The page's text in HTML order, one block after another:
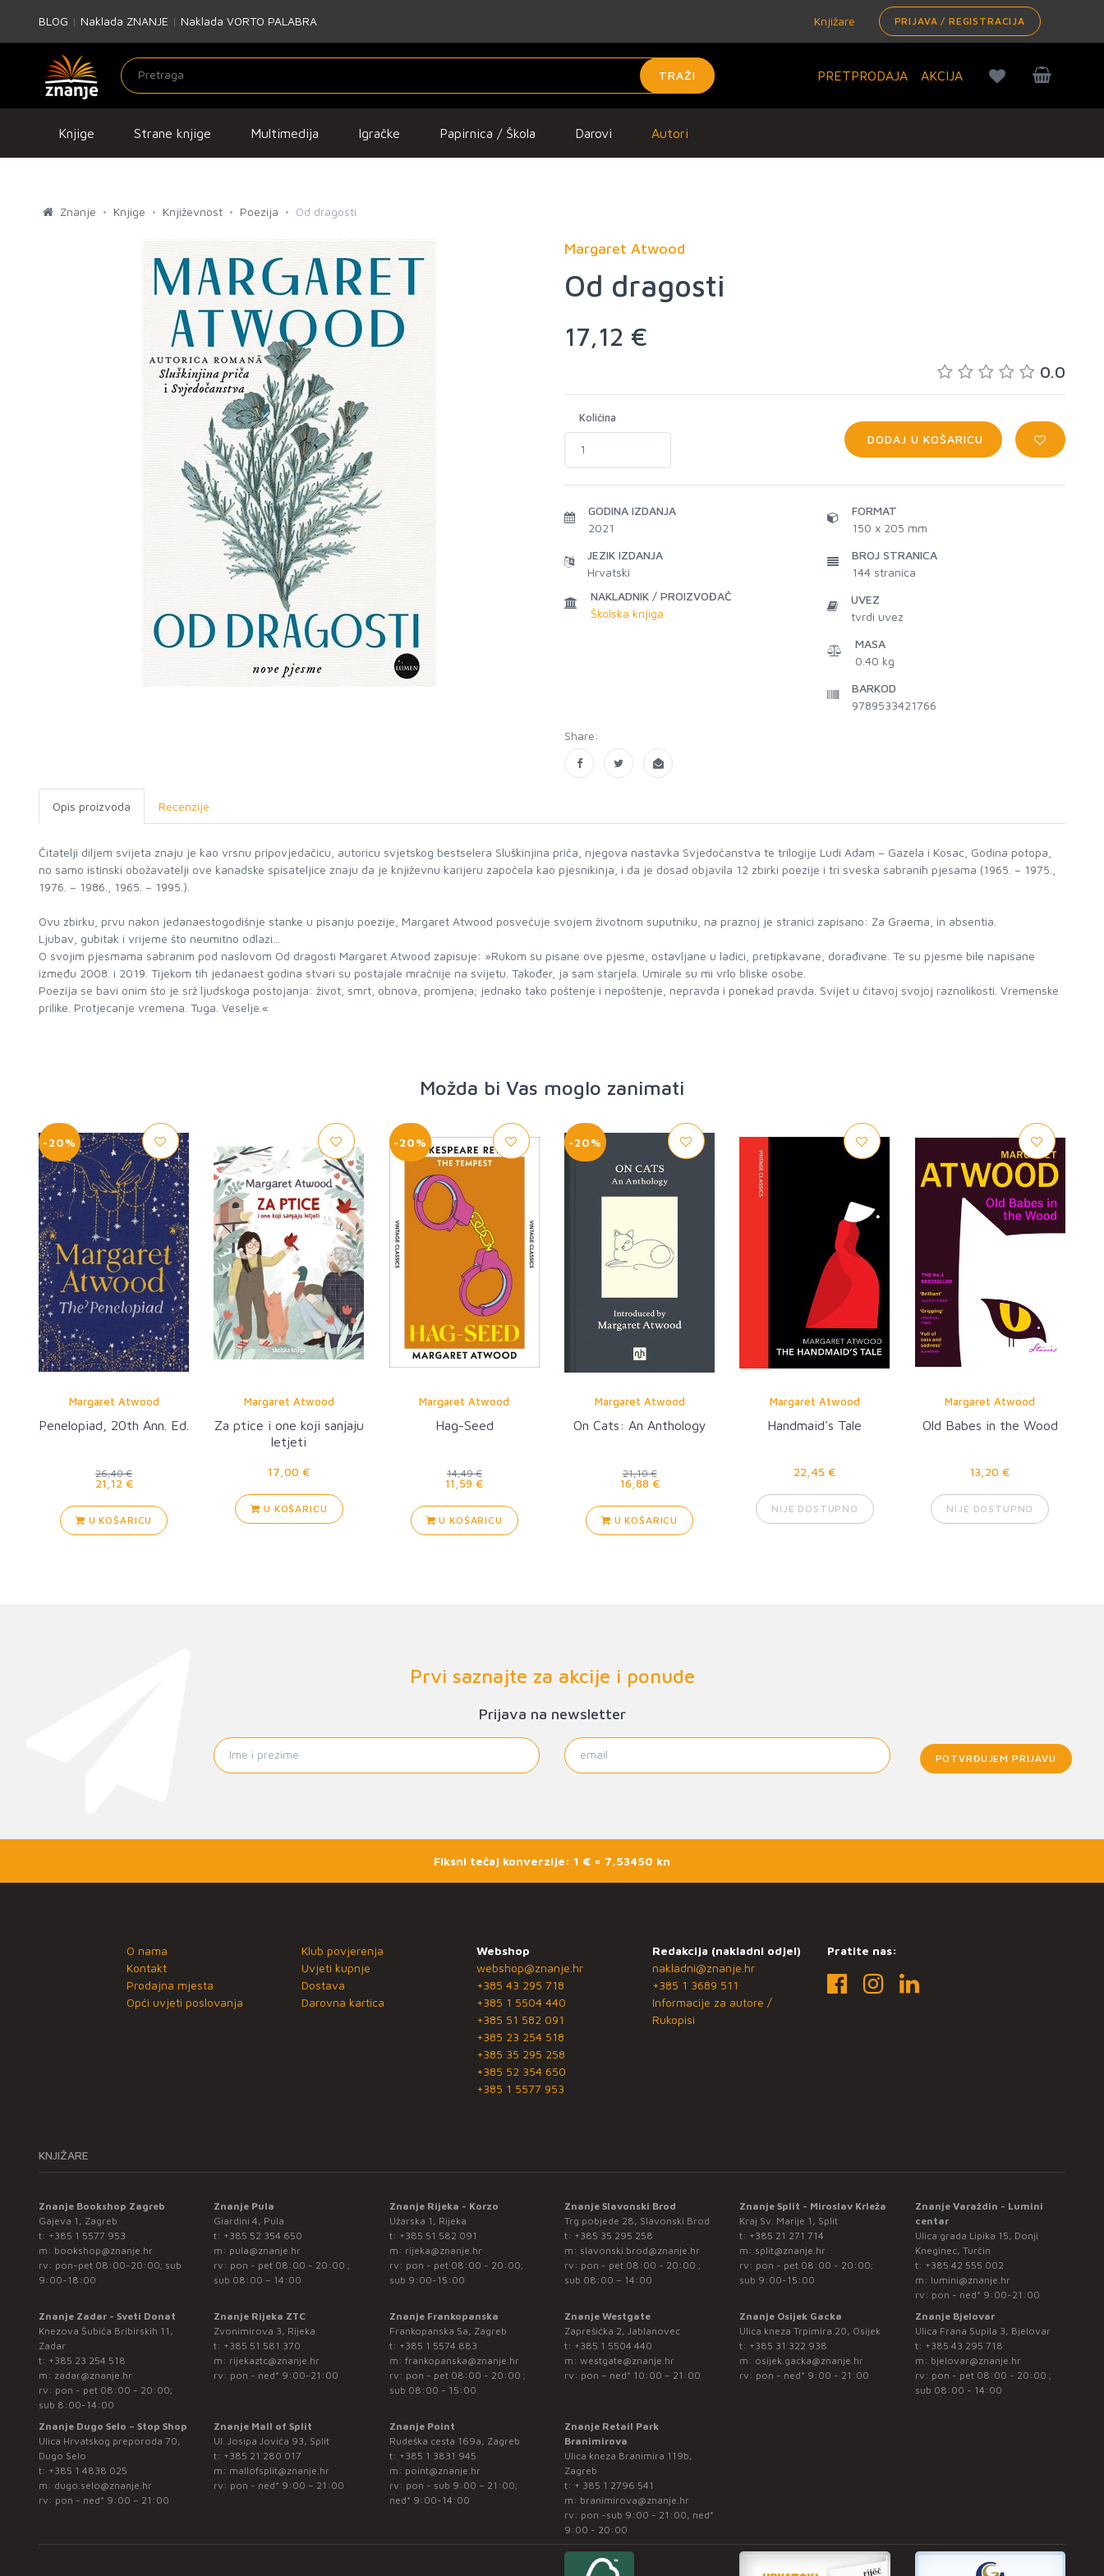
BLOG | Naklada ZNANJE | Naklada VORTO PALABRA Knjižare PRIJAVA / REGISTRACIJA
TRAŽI PRETPRODAJA AKCIJA
Knjige Strane knjige Multimedija Igračke Papirnica / Škola Darovi Autori
Znanje Knjige Književnost Poezija Od dragosti
Margaret Atwood
Od dragosti
17,12 €
0.0
Količina
DODAJ U KOŠARICU
GODINA IZDANJA
2021
JEZIK IZDANJA
Hrvatski
NAKLADNIK / PROIZVOĐAČ
Školska knjiga
FORMAT
150 x 205 mm
BROJ STRANICA
144 stranica
UVEZ
tvrdi uvez
MASA
0.40 kg
BARKOD
9789533421766
Share:
Opis proizvoda Recenzije
Čitatelji diljem svijeta znaju je kao vrsnu pripovjedačicu, autoricu svjetskog bestselera Sluškinjina priča, njegova nastavka Svjedočanstva te trilogije Ludi Adam – Gazela i Kosac, Godina potopa,
no samo istinski obožavatelji ove kanadske spisateljice znaju da je književnu karijeru započela kao pjesnikinja, i da je dosad objavila 12 zbirki poezije i tri sveska sabranih pjesama (1965. – 1975.,
1976. – 1986., 1965. – 1995.).
Ovu zbirku, prvu nakon jedanaestogodišnje stanke u pisanju poezije, Margaret Atwood posvećuje svojem životnom suputniku, na praznoj je stranici zapisano: Za Graema, in absentia.
Ljubav, gubitak i vrijeme što neumitno odlazi...
O svojim pjesmama sabranim pod naslovom Od dragosti Margaret Atwood zapisuje: »Rukom su pisane ove pjesme, ostavljane u ladici, pretipkavane, dorađivane. Te su pjesme bile napisane
između 2008. i 2019. Tijekom tih jedanaest godina stvari su postajale mračnije na svijetu. Također, ja sam starjela. Umirale su mi vrlo bliske osobe.
Poezija se bavi onim što je srž ljudskoga postojanja: život, smrt, obnova, promjena; jednako tako poštenje i nepoštenje, nepravda i ponekad pravda. Svijet u čitavoj svojoj raznolikosti. Vremenske
prilike. Protjecanje vremena. Tuga. Veselje.«
Možda bi Vas moglo zanimati
-20%
Margaret Atwood
Penelopiad, 20th Ann. Ed.
26,40 €
21,12 €
U KOŠARICU
Margaret Atwood
Za ptice i one koji sanjaju
letjeti
17,00 €
U KOŠARICU
-20%
Margaret Atwood
Hag-Seed
14,49 €
11,59 €
U KOŠARICU
-20%
Margaret Atwood
On Cats: An Anthology
21,10 €
16,88 €
U KOŠARICU
Margaret Atwood
Handmaid's Tale
22,45 €
NIJE DOSTUPNO
Margaret Atwood
Old Babes in the Wood
13,20 €
NIJE DOSTUPNO
Prvi saznajte za akcije i ponude
Prijava na newsletter
POTVRĐUJEM PRIJAVU
Fiksni tečaj konverzije: 1 € = 7,53450 kn
O nama
Kontakt
Prodajna mjesta
Opći uvjeti poslovanja
Klub povjerenja
Uvjeti kupnje
Dostava
Darovna kartica
Webshop
webshop@znanje.hr
+385 43 295 718
+385 1 5504 440
+385 51 582 091
+385 23 254 518
+385 35 295 258
+385 52 354 650
+385 1 5577 953
Redakcija (nakladni odjel)
nakladni@znanje.hr
+385 1 3689 511
Informacije za autore /
Rukopisi
Pratite nas:
KNJIŽARE
Znanje Bookshop Zagreb
Gajeva 1, Zagreb
t: +385 1 5577 953
m: bookshop@znanje.hr
rv: pon-pet 08:00-20:00; sub
9:00-18:00
Znanje Pula
Giardini 4, Pula
t: +385 52 354 650
m: pula@znanje.hr
rv: pon - pet 08:00 - 20:00 ;
sub 08:00 – 14:00
Znanje Rijeka - Korzo
Užarska 1, Rijeka
t: +385 51 582 091
m: rijeka@znanje.hr
rv: pon - pet 08:00 - 20:00;
sub 9:00-15:00
Znanje Slavonski Brod
Trg pobjede 28, Slavonski Brod
t: +385 35 295 258
m: slavonski.brod@znanje.hr
rv: pon - pet 08:00 - 20:00 ;
sub 08:00 – 14:00
Znanje Split - Miroslav Krleža
Kraj Sv. Marije 1, Split
t: +385 21 271 714
m: split@znanje.hr
rv: pon - pet 08:00 - 20:00;
sub 9:00-15:00
Znanje Varaždin - Lumini
centar
Ulica grada Lipika 15, Donji
Kneginec, Turčin
t: +385 42 555 002
m: lumini@znanje.hr
rv: pon - ned* 9:00-21:00
Znanje Zadar - Sveti Donat
Knezova Šubića Bribirskih 11,
Zadar
t: +385 23 254 518
m: zadar@znanje.hr
rv: pon - pet 08:00 - 20:00;
sub 8:00-14:00
Znanje Rijeka ZTC
Zvonimirova 3, Rijeka
t: +385 51 581 370
m: rijekaztc@znanje.hr
rv: pon - ned* 9:00-21:00
Znanje Frankopanska
Frankopanska 5a, Zagreb
t: +385 1 5574 883
m: frankopanska@znanje.hr
rv: pon - pet 08:00 - 20:00 ;
sub 08:00 - 15:00
Znanje Westgate
Zaprešićka 2, Jablanovec
t: +385 1 5504 440
m: westgate@znanje.hr
rv: pon – ned* 10:00 – 21:00
Znanje Osijek Gacka
Ulica kneza Trpimira 20, Osijek
t: +385 31 322 938
m: osijek.gacka@znanje.hr
rv: pon - ned* 9:00 - 21:00
Znanje Bjelovar
Ulica Frana Supila 3, Bjelovar
t: +385 43 295 718
m: bjelovar@znanje.hr
rv: pon - pet 08:00 - 20:00 ;
sub 08:00 - 14:00
Znanje Dugo Selo – Stop Shop
Ulica Hrvatskog preporoda 70,
Dugo Selo
t: +385 1 4838 025
m: dugo.selo@znanje.hr
rv: pon - ned* 9:00 – 21:00
Znanje Mall of Split
Ul. Josipa Jovića 93, Split
t: +385 21 280 017
m: mallofsplit@znanje.hr
rv: pon - ned* 9:00 – 21:00
Znanje Point
Rudeška cesta 169a, Zagreb
t: +385 1 3831 945
m: point@znanje.hr
rv: pon - sub 9:00 – 21:00;
ned* 9:00-14:00
Znanje Retail Park
Branimirova
Ulica kneza Branimira 119b,
Zagreb
t: + 385 1 2796 541
m: branimirova@znanje.hr
rv: pon -sub 9:00 - 21:00, ned*
9:00 - 20:00